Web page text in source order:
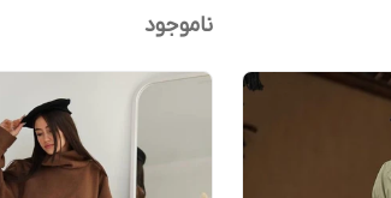
ناموجود